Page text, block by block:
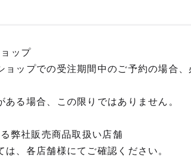
ップ
ップでの受注期間中のご予約の場合、
る場合、この限りではありません。
弊社販売商品取扱い店舗
、各店舗様にてご確認ください。